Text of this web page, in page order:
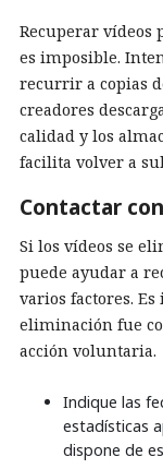
Recuperar vídeos
es imposible.
recurrir a copias
creadores
calidad y los
facilita volver a
Contactar
Si los vídeos se
puede ayudar a
varios factores.
eliminación fue
acción voluntaria.
Indique las
estadísticas
dispone de